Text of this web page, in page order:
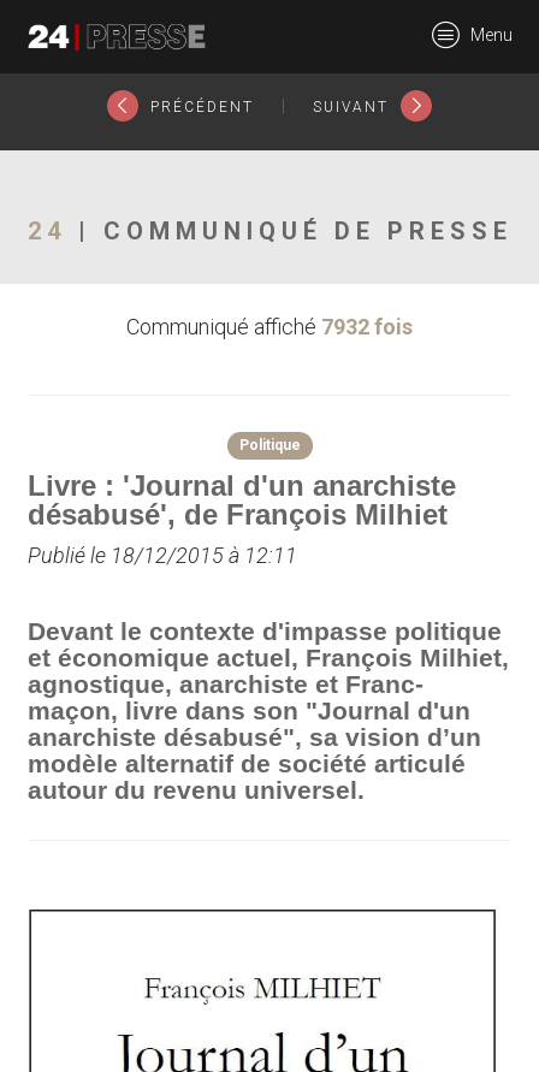
24Presse -
Communiqués de
Menu
PRÉCÉDENT SUIVANT
24 | COMMUNIQUÉ DE PRESSE
Communiqué affiché 7932 fois
Politique
Livre : 'Journal d'un anarchiste
désabusé', de François Milhiet
Publié le 18/12/2015 à 12:11
Devant le contexte d'impasse politique
et économique actuel, François Milhiet,
agnostique, anarchiste et Franc-
maçon, livre dans son "Journal d'un
anarchiste désabusé", sa vision d’un
modèle alternatif de société articulé
autour du revenu universel.